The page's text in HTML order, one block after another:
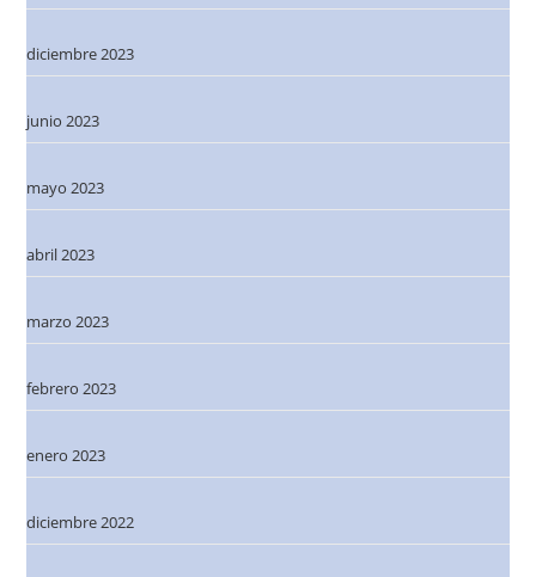
diciembre 2023
junio 2023
mayo 2023
abril 2023
marzo 2023
febrero 2023
enero 2023
diciembre 2022